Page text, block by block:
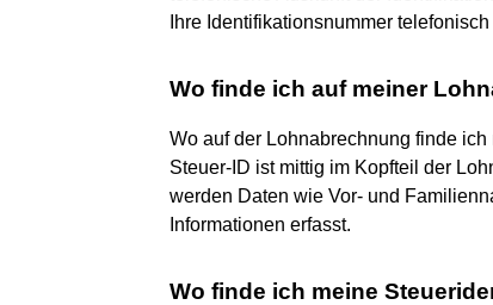
Ihre Identifikationsnummer
Wo finde ich auf meiner
Wo auf der Lohnabrechnung finde
Steuer-ID ist mittig im Kopfteil der
werden Daten wie Vor- und
Informationen erfasst.
Wo finde ich meine